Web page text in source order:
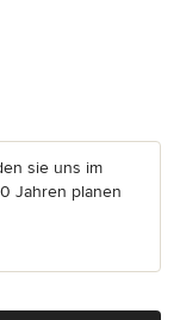
sie uns im
Jahren planen